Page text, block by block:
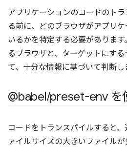
アプリケーションのコードのト
る前に、どのブラウザがアプリ
いるかを特定する必要がありま
るブラウザと、ターゲットにす
て、十分な情報に基づいて判断し
@babel/preset-env を
コードをトランスパイルすると
ァイルサイズの大きいファイル